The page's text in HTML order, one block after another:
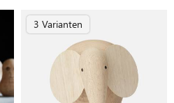
3 Varianten